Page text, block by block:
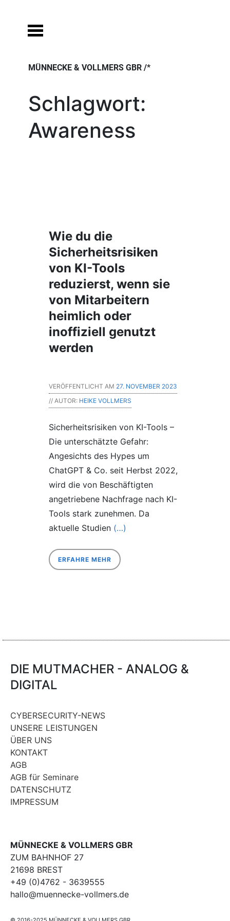
content
MÜNNECKE & VOLLMERS GBR /*
Schlagwort:
Awareness
Wie du die
Sicherheitsrisiken
von KI-Tools
reduzierst, wenn sie
von Mitarbeitern
heimlich oder
inoffiziell genutzt
werden
VERÖFFENTLICHT AM 27. NOVEMBER 2023
// AUTOR: HEIKE VOLLMERS
Sicherheitsrisiken von KI-Tools –
Die unterschätzte Gefahr:
Angesichts des Hypes um
ChatGPT & Co. seit Herbst 2022,
wird die von Beschäftigten
angetriebene Nachfrage nach KI-
Tools stark zunehmen. Da
aktuelle Studien (…)
ERFAHRE MEHR
DIE MUTMACHER - ANALOG &
DIGITAL
CYBERSECURITY-NEWS
UNSERE LEISTUNGEN
ÜBER UNS
KONTAKT
AGB
AGB für Seminare
DATENSCHUTZ
IMPRESSUM
MÜNNECKE & VOLLMERS GBR
ZUM BAHNHOF 27
21698 BREST
+49 (0)4762 - 3639555
hallo@muennecke-vollmers.de